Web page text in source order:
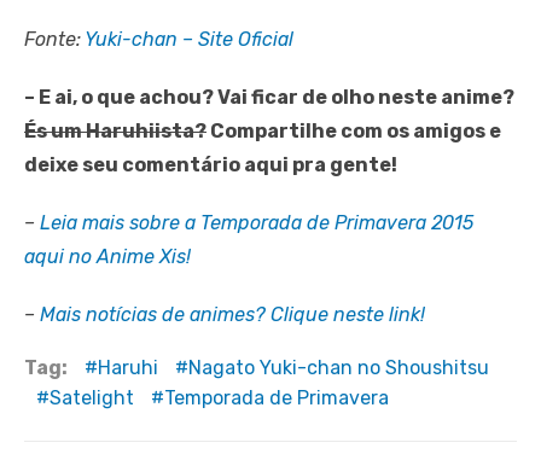
Fonte: Yuki-chan – Site Oficial
– E ai, o que achou? Vai ficar de olho neste anime?
És um Haruhiista? Compartilhe com os amigos e
deixe seu comentário aqui pra gente!
– Leia mais sobre a Temporada de Primavera 2015
aqui no Anime Xis!
– Mais notícias de animes? Clique neste link!
Tag: Haruhi
Nagato Yuki-chan no Shoushitsu
Satelight
Temporada de Primavera